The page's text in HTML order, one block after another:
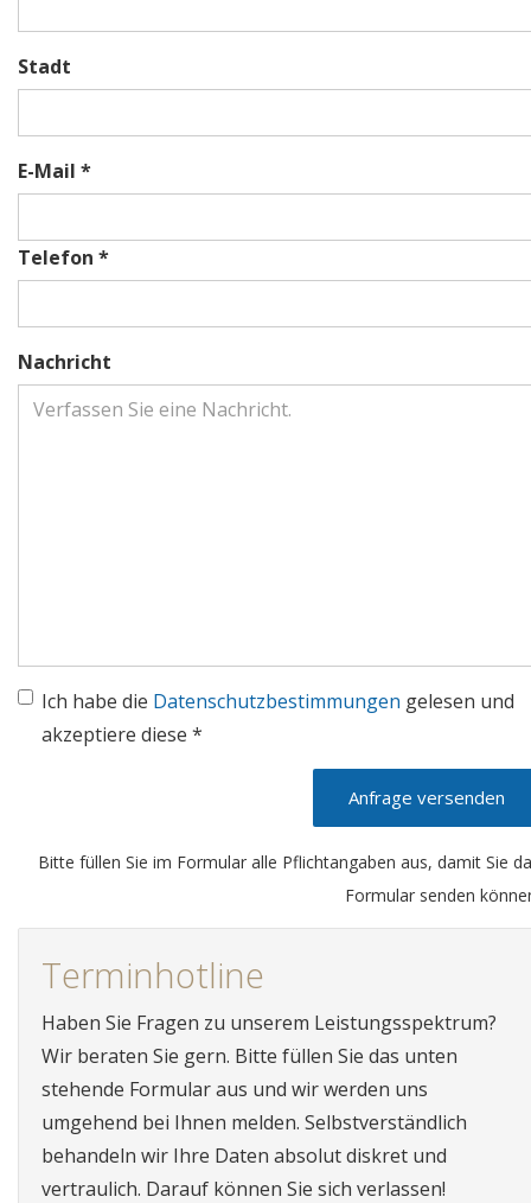
Stadt
E-Mail *
Telefon *
Nachricht
Ich habe die Datenschutzbestimmungen gelesen und
akzeptiere diese *
Anfrage versenden
Bitte füllen Sie im Formular alle Pflichtangaben aus, damit Sie
Formular senden
Terminhotline
Haben Sie Fragen zu unserem Leistungsspektrum?
Wir beraten Sie gern. Bitte füllen Sie das unten
stehende Formular aus und wir werden uns
umgehend bei Ihnen melden. Selbstverständlich
behandeln wir Ihre Daten absolut diskret und
vertraulich. Darauf können Sie sich verlassen!